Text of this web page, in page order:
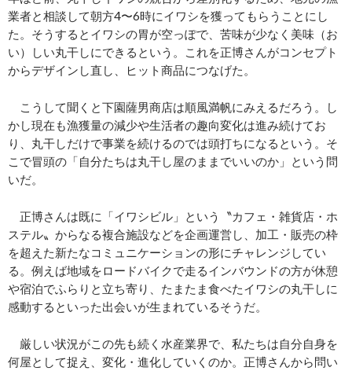
業者と相談して朝方4〜6時にイワシを獲ってもらうことにし
た。そうするとイワシの胃が空っぽで、苦味が少なく美味（お
い）しい丸干しにできるという。これを正博さんがコンセプト
からデザインし直し、ヒット商品につなげた。
こうして聞くと下園薩男商店は順風満帆にみえるだろう。し
かし現在も漁獲量の減少や生活者の趣向変化は進み続けてお
り、丸干しだけで事業を続けるのでは頭打ちになるという。そ
こで冒頭の「自分たちは丸干し屋のままでいいのか」という問
いだ。
正博さんは既に「イワシビル」という〝カフェ・雑貨店・ホ
ステル〟からなる複合施設などを企画運営し、加工・販売の枠
を超えた新たなコミュニケーションの形にチャレンジしてい
る。例えば地域をロードバイクで走るインバウンドの方が休憩
や宿泊でふらりと立ち寄り、たまたま食べたイワシの丸干しに
感動するといった出会いが生まれているそうだ。
厳しい状況がこの先も続く水産業界で、私たちは自分自身を
何屋として捉え、変化・進化していくのか。正博さんから問い